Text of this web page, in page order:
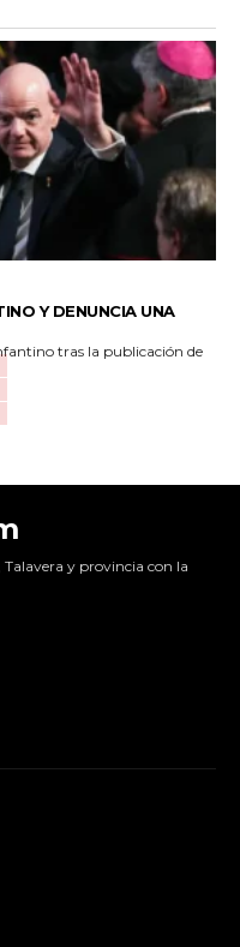
Y DENUNCIA UNA
tras la publicación de
y provincia con la